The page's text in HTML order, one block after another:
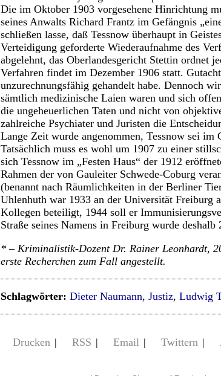
Die im Oktober 1903 vorgesehene Hinrichtung
seines Anwalts Richard Frantz im Gefängnis
schließen lasse, daß Tessnow überhaupt in
Verteidigung geforderte Wiederaufnahme des
abgelehnt, das Oberlandesgericht Stettin ordnet
Verfahren findet im Dezember 1906 statt.
unzurechnungsfähig gehandelt habe. Dennoch
sämtlich medizinische Laien waren und sich
die ungeheuerlichen Taten und nicht von
zahlreiche Psychiater und Juristen die
Lange Zeit wurde angenommen, Tessnow sei
Tatsächlich muss es wohl um 1907 zu einer
sich Tessnow im „Festen Haus“ der 1912
Rahmen der von Gauleiter Schwede-Coburg
(benannt nach Räumlichkeiten in der Berliner
Uhlenhuth war 1933 an der Universität Freiburg
Kollegen beteiligt, 1944 soll er
Straße seines Namens in Freiburg wurde deshalb
* – Kriminalistik-Dozent Dr. Rainer Leonhardt,
erste Recherchen zum Fall angestellt.
Schlagwörter: Dieter Naumann, Justiz, Ludwig
Drucken | RSS | Email | Twittern |